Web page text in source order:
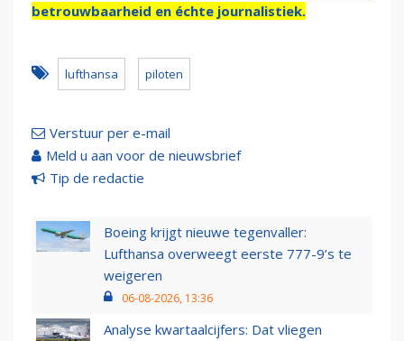
betrouwbaarheid en échte journalistiek.
lufthansa piloten
Verstuur per e-mail
Meld u aan voor de nieuwsbrief
Tip de redactie
Boeing krijgt nieuwe tegenvaller:
Lufthansa overweegt eerste 777-9’s te
weigeren
06-08-2026, 13:36
Analyse kwartaalcijfers: Dat vliegen